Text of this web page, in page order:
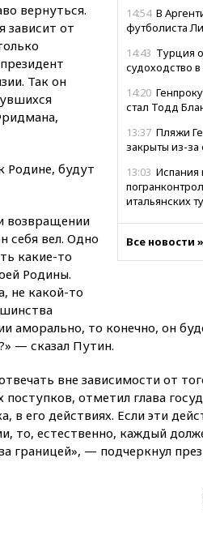
14:54 В
футболиста
14:43 Турция
судоходство
14:20
стал Тодд
13:37 Пляжи
закрыты из-
13:03 Испания
итальянских
12:27
НПЗ,
11:07При
10:27
«Новороссия»
09:55 Силы
за утро 85
территорией
загорелся
обломков
Все новости »
вернуться.
от
Так он
Родине, будут
возвращении
себя вел. Одно
какие-то
Родины.
не какой-то
аморально, то конечно, он
— сказал Путин.
вне зависимости от
отметил глава
в его действиях. Если эти
то, естественно, каждый
границей», — подчеркнул